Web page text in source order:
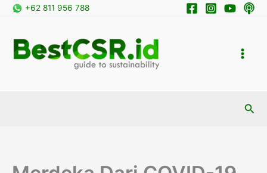
Skip
+62 811 956 788